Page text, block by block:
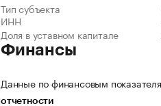
Тип субъекта
ИНН
Доля в уставном капитале
Финансы
Данные по финансовым
отчетности